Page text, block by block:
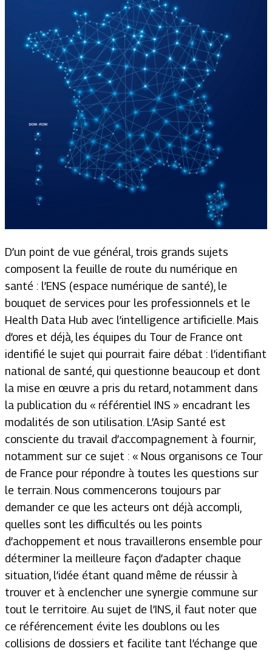
D’un point de vue général, trois grands sujets
composent la feuille de route du numérique en
santé : l’ENS (espace numérique de santé), le
bouquet de services pour les professionnels et le
Health Data Hub avec l’intelligence artificielle. Mais
d’ores et déjà, les équipes du Tour de France ont
identifié le sujet qui pourrait faire débat : l’identifiant
national de santé, qui questionne beaucoup et dont
la mise en œuvre a pris du retard, notamment dans
la publication du « référentiel INS » encadrant les
modalités de son utilisation. L’Asip Santé est
consciente du travail d’accompagnement à fournir,
notamment sur ce sujet : « Nous organisons ce Tour
de France pour répondre à toutes les questions sur
le terrain. Nous commencerons toujours par
demander ce que les acteurs ont déjà accompli,
quelles sont les difficultés ou les points
d’achoppement et nous travaillerons ensemble pour
déterminer la meilleure façon d’adapter chaque
situation, l’idée étant quand même de réussir à
trouver et à enclencher une synergie commune sur
tout le territoire. Au sujet de l’INS, il faut noter que
ce référencement évite les doublons ou les
collisions de dossiers et facilite tant l’échange que